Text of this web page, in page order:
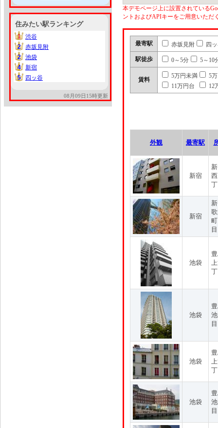
住みたい駅ランキング
1
1
渋谷
2
2
赤坂見附
2
2
池袋
4
4
新宿
5
5 四ッ谷
08月09日15時更新
本デモページ上に設置されている
ントおよびAPIキーをご用意いただ
最寄駅 赤坂見附 四
駅徒歩 0～5分 5～10
賃料
5万円未満
5
11万円台
12
外観 最寄駅
新宿
新宿
目
池袋
池袋
目
池袋
池袋